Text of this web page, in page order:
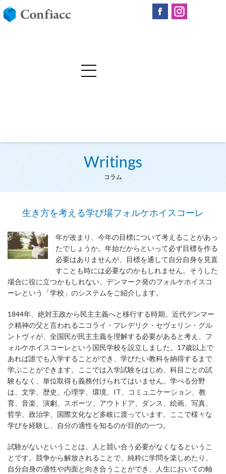
Writings
コラム
生き方を考える学び場フォルケホイスコーレ
年が改まり、今年の目標について考えることがあっ
たでしょうか。年始だからといって必ず目標を作る
必要はありませんが、目標を通して自分自身を見直
すことも時には必要なのかもしれません。そうした
場合に役に立つかもしれない、デンマーク発のフォルケホイスコ
ーレという「学校」のシステムをご紹介します。
1844年、絶対王政から民主主義へと移行する時期。近代デンマー
ク精神の父と言われるニコライ・フレデリク・セヴェリン・グル
ントヴィが、全国民が民主主義を理解する必要があると考え、フ
ォルケホイスコーレという国民学校を設立しました。17歳以上で
あれば誰でも入学することができ、学びたい教科を納得するまで
学ぶことができます。ここでは入学試験をはじめ、科目ごとの試
験もなく、単位取得も義務付けられてはいません。学べる分野
は、文学、歴史、心理学、環境、IT、コミュニケーション、教
育、音楽、演劇、スポーツ、アウトドア、ダンス、絵画、写真、
哲学、政治学、国際文化など多岐に渡っています。ここで様々な
学びを経験し、自分の適性を知るのが目的の一つ。
試験がないということは、人と競い合う必要がなくなるというこ
とです。競争から解放されることで、純粋に学問を楽しめたり、
自分自身の適性や内面と向き合うことができ、人生においての軸